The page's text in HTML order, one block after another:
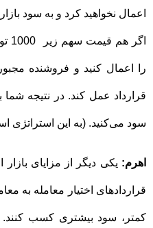
اعمال نخواهید کرد و به سود
را اعمال کنید و فروشنده
سود می‌کنید. (به این استراتژی
اهرم: یکی دیگر از مزایای
قراردادهای اختیار معامله به
کمتر، سود بیشتری کسب کنند.